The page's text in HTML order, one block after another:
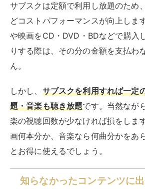
とお得に使えるでしょう。
知らなかったコンテンツに
今まで名前すら知らなかったコンテ
って加入した動画配信サービスでた
が、人生を変えてくれるきっかけに
ん。
また、「興味はあるけど購入やレン
で手が出せなかったジャンルも気軽